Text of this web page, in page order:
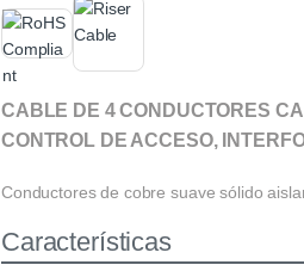
CABLE DE 4 CONDUCTORES
CONTROL DE ACCESO,
Conductores de cobre suave sólido
Características